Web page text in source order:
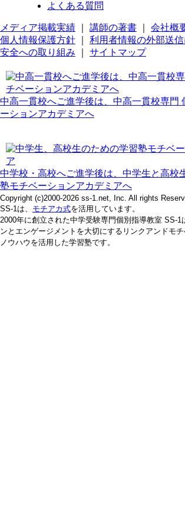
よくある質問
メディア掲載実績 講師の著書 会社概
個人情報保護方針
利用者情報の外部送
安全への取り組み
サイトマップ
中高一貫校へご進学後は、中高一貫校専門
ーションアカデミアへ
中学校・高校へご進学後は、中学生と高校
塾モチベーションアカデミアへ
Copyright (c)2000-2026 ss-1.net, Inc. All rights
SS-1は、 モチアカ式を活用しています。
2000年に創立された中学受験専門個別指導教室 SS-1
ンとエンゲージメントを大切にするリンクアンドモ
ノウハウを活用した学習塾です。